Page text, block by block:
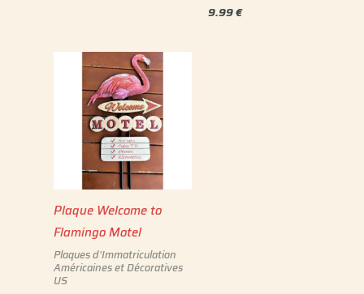
9.99€
Plaque Welcome to
Flamingo Motel
Plaques d'Immatriculation
Américaines et Décoratives
US